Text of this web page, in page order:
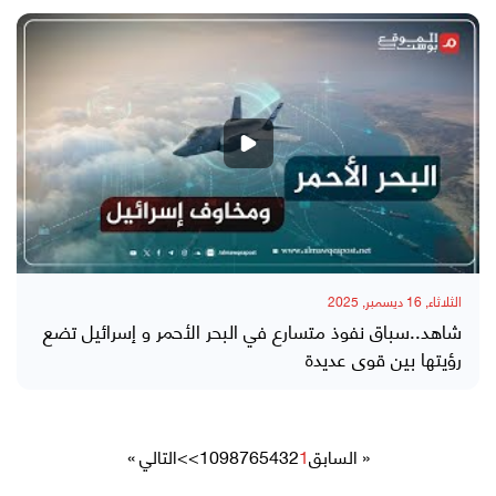
الثلاثاء, 16 ديسمبر, 2025
شاهد..سباق نفوذ متسارع في البحر الأحمر و إسرائيل تضع
رؤيتها بين قوى عديدة
« السابق1
2
3
4
5
6
7
8
9
10
>>التالي »